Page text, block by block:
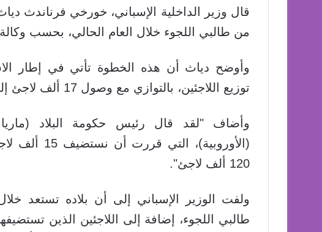
من طالبي اللجوء خلال العام الحالي، بحسب وكالة
وأوضح دياث أن هذه الخطوة تأتي في إطار
توزيع اللاجئين، بالتوازي مع وصول 17 ألف لاجئ إلى مدريد.
وأضاف "لقد قال رئيس حكومة البلاد
120 ألف لاجئ".
طالبي اللجوء، إضافة إلى اللاجئين الذين